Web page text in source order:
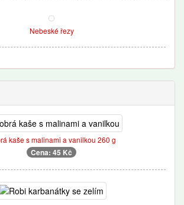
Nebeské řezy
kaše s malinami a vanilkou 260 g
Cena: 45 Kč